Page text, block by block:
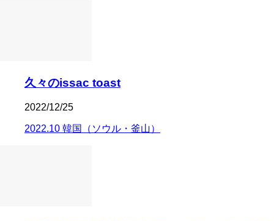
久々のissac toast
2022/12/25
2022.10 韓国（ソウル・釜山）